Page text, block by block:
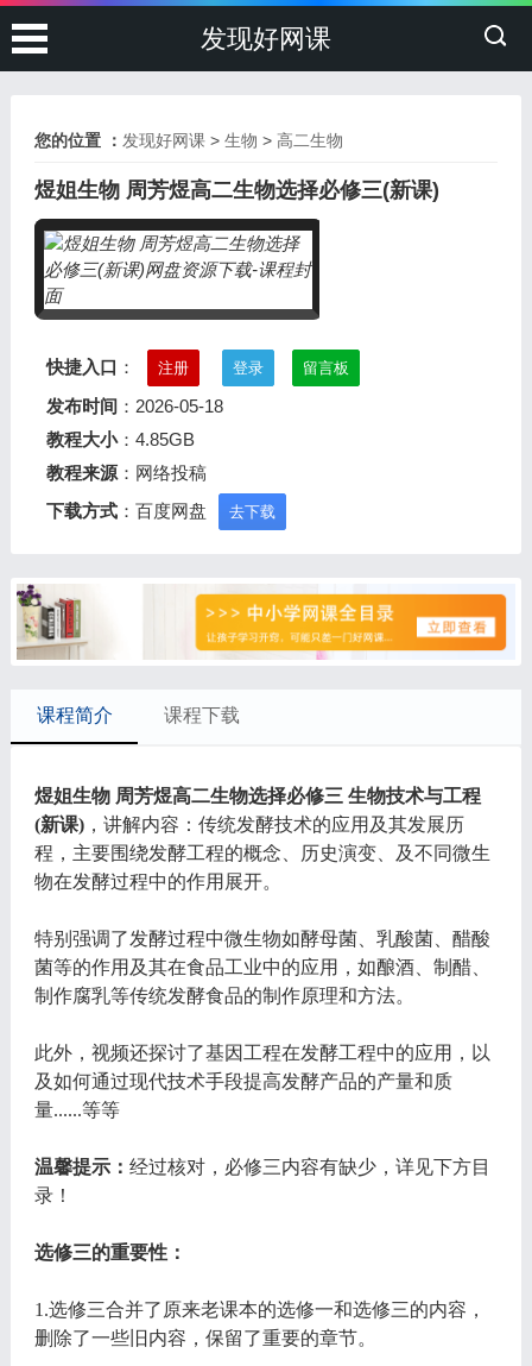
发现好网课
您的位置 ： 发现好网课> 生物 > 高二生物
煜姐生物 周芳煜高二生物选择必修三(新课)
快捷入口 ： 注册 登录 留言板
发布时间 ：2026-05-18
教程大小：4.85GB
教程来源：网络投稿
下载方式：百度网盘 去下载
课程简介 课程下载
煜姐生物 周芳煜高二生物选择必修三 生物技术与工程
(新课)，讲解内容：传统发酵技术的应用及其发展历
程，主要围绕发酵工程的概念、历史演变、及不同微生
物在发酵过程中的作用展开。
特别强调了发酵过程中微生物如酵母菌、乳酸菌、醋酸
菌等的作用及其在食品工业中的应用，如酿酒、制醋、
制作腐乳等传统发酵食品的制作原理和方法。
此外，视频还探讨了基因工程在发酵工程中的应用，以
及如何通过现代技术手段提高发酵产品的产量和质
量......等等
温馨提示： 经过核对，必修三内容有缺少，详见下方目
录！
选修三的重要性：
1.选修三合并了原来老课本的选修一和选修三的内容，
删除了一些旧内容，保留了重要的章节。